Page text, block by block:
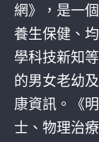
網》，是一
養生保健、
學科技新知
的男女老幼
康資訊。《
士、物理治